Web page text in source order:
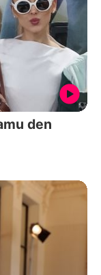
den